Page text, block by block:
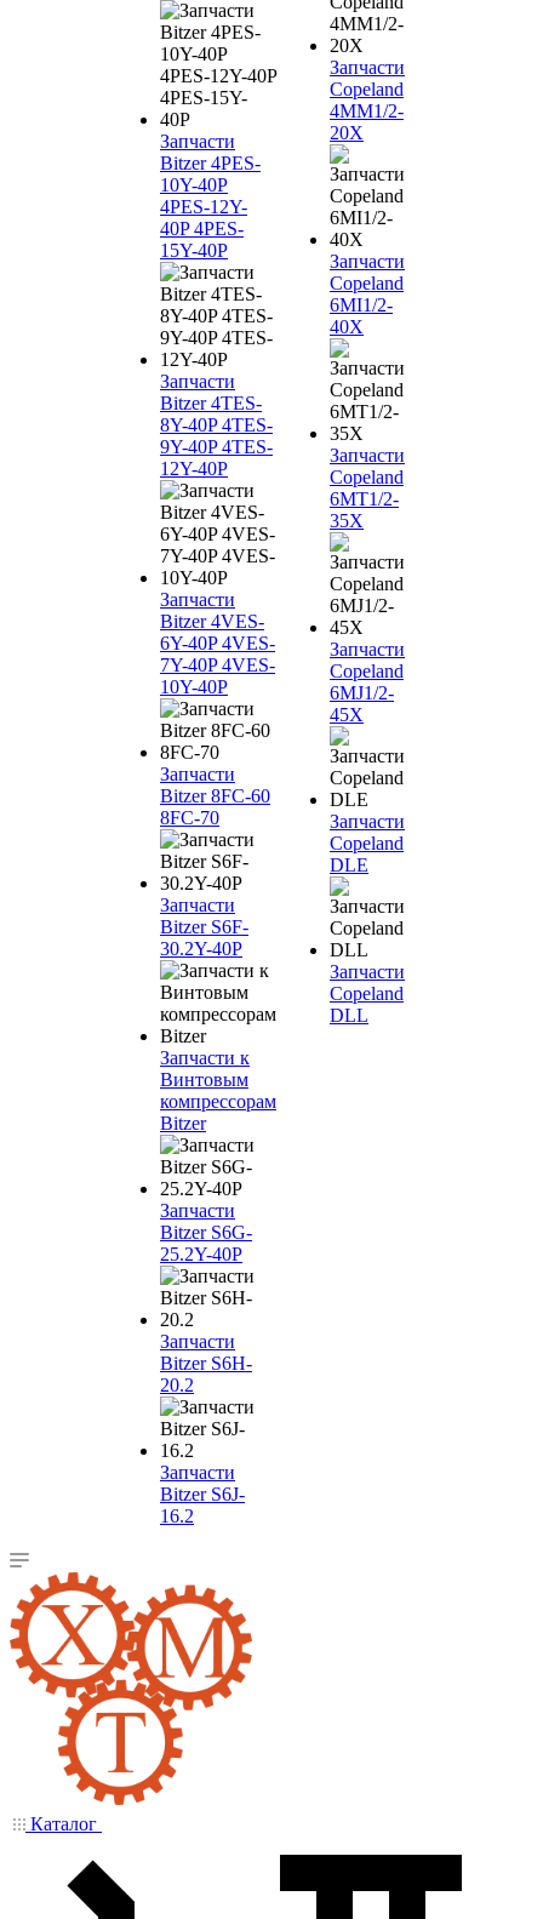
Запчасти
Bitzer 4PES-
10Y-40P
4PES-12Y-
40P 4PES-
15Y-40P
Запчасти
Bitzer 4TES-
8Y-40P 4TES-
9Y-40P 4TES-
12Y-40P
Запчасти
Bitzer 4VES-
6Y-40P 4VES-
7Y-40P 4VES-
10Y-40P
Запчасти
Bitzer 8FC-60
8FC-70
Запчасти
Bitzer S6F-
30.2Y-40P
Запчасти к
Винтовым
компрессорам
Bitzer
Запчасти
Bitzer S6G-
25.2Y-40P
Запчасти
Bitzer S6H-
20.2
Запчасти
Bitzer S6J-
16.2
Запчасти
Copeland
4MM1/2-
20X
Запчасти
Copeland
6MI1/2-
40X
Запчасти
Copeland
6MT1/2-
35X
Запчасти
Copeland
6MJ1/2-
45X
Запчасти
Copeland
DLE
Запчасти
Copeland
DLL
Каталог